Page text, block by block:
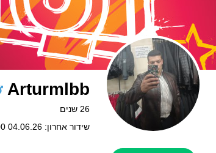
Arturmlbb
26 שנים
שידור אחרון: 04.06.26 12:00 AM